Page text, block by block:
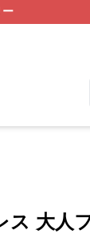
ー
ス 大人